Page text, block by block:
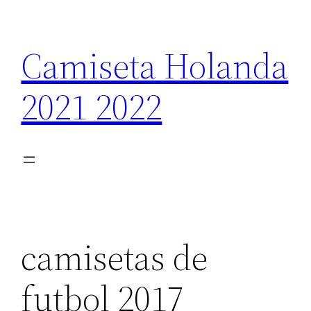
contenido
Camiseta Holanda
2021 2022
camisetas de
futbol 2017